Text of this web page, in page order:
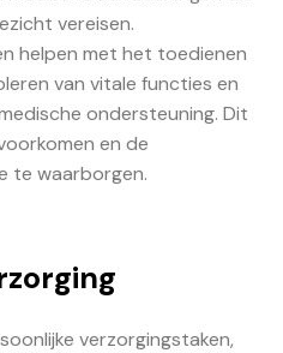
vereisen.
helpen met het toedienen
van vitale functies en
ondersteuning. Dit
en de
te waarborgen.
verzorgingstaken,